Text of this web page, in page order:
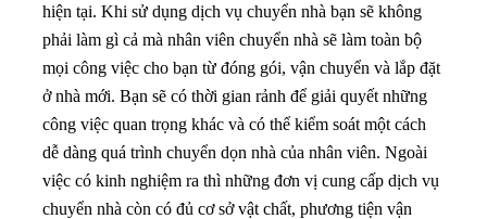
hiện tại. Khi sử dụng dịch vụ chuyển nhà bạn sẽ không
phải làm gì cả mà nhân viên chuyển nhà sẽ làm toàn bộ
mọi công việc cho bạn từ đóng gói, vận chuyển và lắp đặt
ở nhà mới. Bạn sẽ có thời gian rảnh để giải quyết những
công việc quan trọng khác và có thể kiểm soát một cách
dễ dàng quá trình chuyển dọn nhà của nhân viên. Ngoài
việc có kinh nghiệm ra thì những đơn vị cung cấp dịch vụ
chuyển nhà còn có đủ cơ sở vật chất, phương tiện vận